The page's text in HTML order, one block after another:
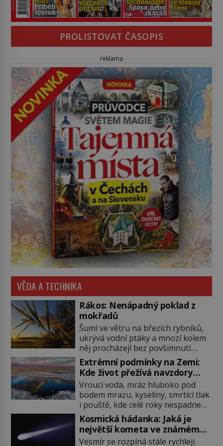
PROLISTOVAT ČASOPIS
reklama
VĚDA A TECHNIKA
Rákos: Nenápadný poklad z
mokřadů
Šumí ve větru na březích rybníků,
ukrývá vodní ptáky a mnozí kolem
něj procházejí bez povšimnutí.
Přesto právě rákos pomáhal stavět
domy, vyrábět lodě, zapisovat první
texty a inspiroval řadu pověstí.
Tato skromná, ale užitečná
rostlina provází člověka už tisíce
let. Většina lidí vnímá rákos jen jako
obyčejnou kulisu letního koupání.
Stačí se však podívat […]
Extrémní podmínky na Zemi:
Kde život přežívá navzdory
všemu
Vroucí voda, mráz hluboko pod
bodem mrazu, kyseliny, smrtící tlak
i pouště, kde celé roky nespadne
jediná kapka deště. Na první
pohled místa, kde nemůže
existovat vůbec nic. Přesto právě
Kosmická hádanka: Jaká je
největší kometa ve známém
vesmíru?
Vesmír se rozpíná stále rychleji.